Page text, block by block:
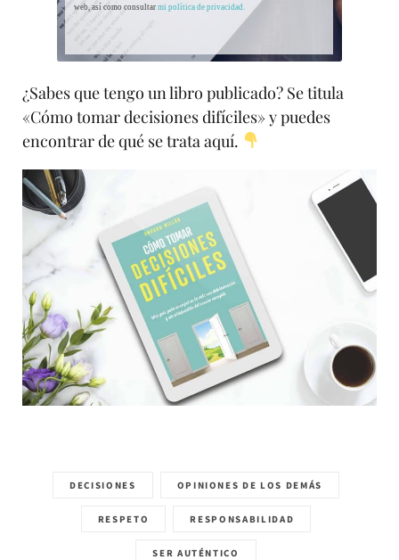
web, así como consultar mi política de privacidad.
¿Sabes que tengo un libro publicado? Se titula
«Cómo tomar decisiones difíciles» y puedes
encontrar de qué se trata aquí.
DECISIONES OPINIONES DE LOS DEMÁS
RESPETO RESPONSABILIDAD
SER AUTÉNTICO